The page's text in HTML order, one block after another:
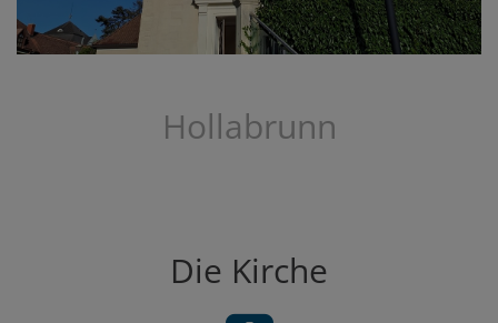
Hollabrunn
Die Kirche